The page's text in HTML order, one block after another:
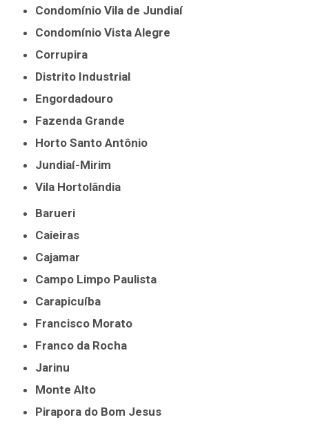
Condomínio Vila de Jundiaí
Condomínio Vista Alegre
Corrupira
Distrito Industrial
Engordadouro
Fazenda Grande
Horto Santo Antônio
Jundiaí-Mirim
Vila Hortolândia
Barueri
Caieiras
Cajamar
Campo Limpo Paulista
Carapicuíba
Francisco Morato
Franco da Rocha
Jarinu
Monte Alto
Pirapora do Bom Jesus